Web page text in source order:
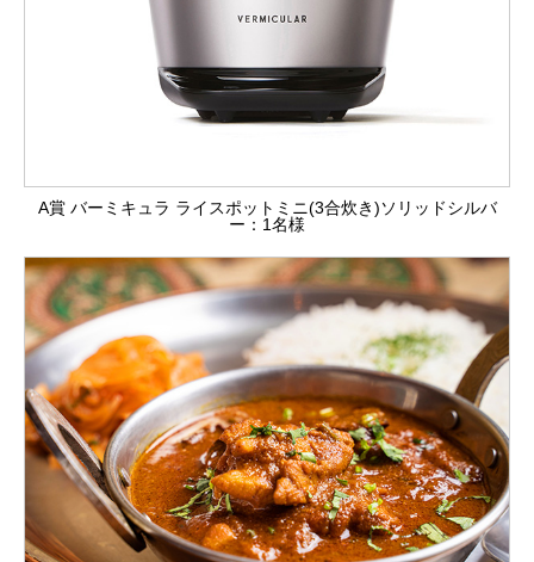
A賞 バーミキュラ ライスポットミニ(3合炊き)ソリッドシルバ
ー：1名様